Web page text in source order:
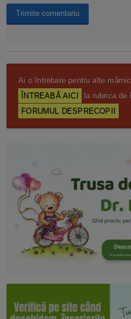
Ai o întrebare pentru alte
ÎNTREABĂ AICI
la rubrica de
FORUMUL DESPRECOPII